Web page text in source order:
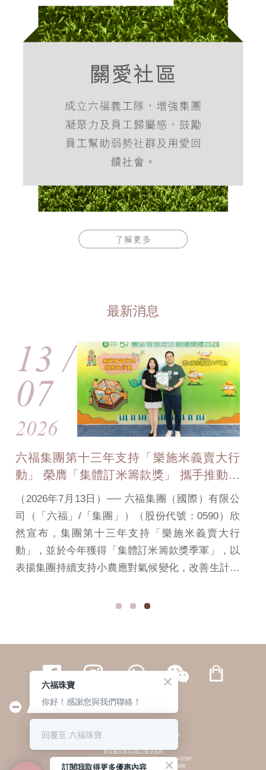
最新消息
13 /
07
2026
六福集團第十三年支持「樂施米義賣大行
動」 榮膺「集體訂米籌款獎」 攜手推動小
農氣候適應行動
（2026年7月13日）── 六福集團（國際）有限公
司（「六福」/「集團」）（股份代號：0590）欣
然宣布，集團第十三年支持「樂施米義賣大行
動」，並於今年獲得「集體訂米籌款獎季軍」，以
表揚集團持續支持小農應對氣候變化，改善生計，
常先生表示：「本年度『樂施米義賣大行動』以
小農及氣候變化的廣泛關注。未來，集團將繼續與
樂施會同行，結合企業資源與社會責任，與廣大市
民一起為構建可持續的未來貢獻力量。」 「樂施
米義賣大行動」是樂施會一年一度的大型籌款活
動，所籌善款將用於支持樂施會的扶貧發展項目，
支援中國內地貧困小農提升耕種技術及應對極端天
繁體 | 簡体
© 六福集團 版權所有 不得轉載 私隱政策
貴金屬及寶石A類註冊交易商
(六福企業禮品(國際)有限公司-註冊號碼:A-B-24-05-07207;
六福電子商貿有限公司-註冊號碼:A-B-24-05-07206)
六福珠寶
你好！感謝您與我們聯絡！
回覆至 六福珠寶
訂閱我取得更多優惠內容